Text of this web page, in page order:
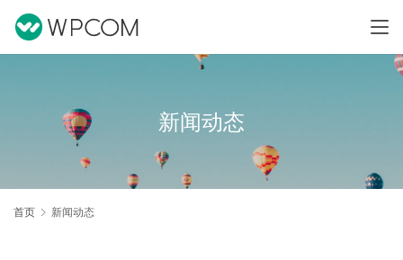
新闻动态
首页 新闻动态